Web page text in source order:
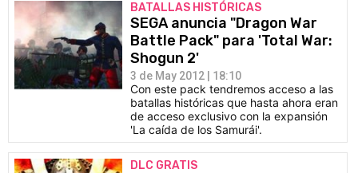
BATALLAS HISTÓRICAS
SEGA anuncia "Dragon War
Battle Pack" para 'Total War:
Shogun 2'
3 de May 2012 | 18:10
Con este pack tendremos acceso a las
batallas históricas que hasta ahora eran
de acceso exclusivo con la expansión
'La caída de los Samurái'.
DLC GRATIS